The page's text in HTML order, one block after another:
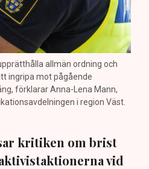
allmän ordning och
ingripa mot pågående
förklarar Anna-Lena Mann,
i region Väst.
kritiken om brist
vid